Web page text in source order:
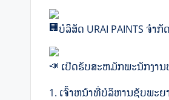
ບໍລິສັດ URAI PAINTS ຈຳກັດ
ເປີດຮັບສະຫມັກພະນັກງາ
1. ເຈົ້າຫນ້າທີ່ບໍລິຫານຊັບພະ